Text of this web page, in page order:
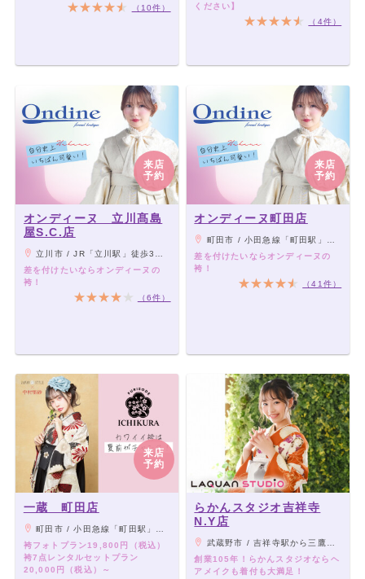
（10件）
ください】
（4件）
来店
予約
オンディーヌ 立川髙島
屋S.C.店
立川市 / JR「立川駅」徒歩3分、多摩モノレール「立川北駅」より徒歩1分
差を付けたいならオンディーヌの
袴！
（6件）
来店
予約
オンディーヌ町田店
町田市 / 小田急線「町田駅」西口より徒歩3分
差を付けたいならオンディーヌの
袴！
（41件）
来店
予約
一蔵 町田店
町田市 / 小田急線「町田駅」西口より徒歩3分
袴フォトプラン19,800円（税込）
袴7点レンタルセットプラン
20,000円（税込）～
らかんスタジオ吉祥寺
N.Y店
武蔵野市 / 吉祥寺駅から三鷹方面へ徒歩約4分
創業105年！らかんスタジオならヘ
アメイクも着付も大満足！